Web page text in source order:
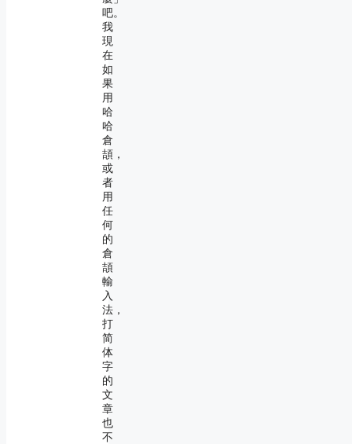
吧。
我
現
在
如
果
用
哈
哈
倉
頡，
或
者
用
任
何
的
倉
頡
輸
入
法，
打
简
体
字
的
文
章
也
不